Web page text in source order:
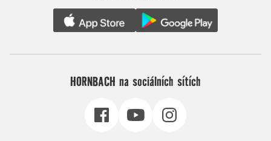
HORNBACH na sociálních sítích